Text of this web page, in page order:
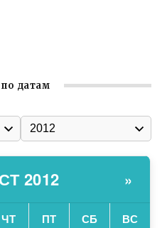
датам
2012 »
ЧТ ПТ СБ ВС